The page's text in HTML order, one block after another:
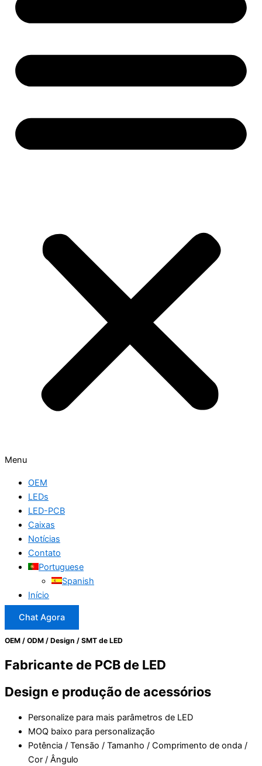
Menu
OEM
LEDs
LED-PCB
Caixas
Notícias
Contato
Portuguese
Spanish
Início
Chat Agora
OEM / ODM / Design / SMT de LED
Fabricante de PCB de LED
Design e produção de acessórios
Personalize para mais parâmetros de LED
MOQ baixo para personalização
Potência / Tensão / Tamanho / Comprimento de onda /
Cor / Ângulo